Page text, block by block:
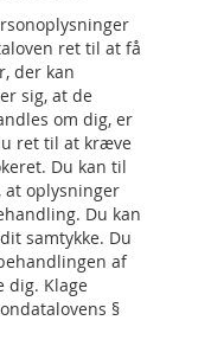
ret til at få
der kan
sig, at de
om dig, er
ret til at kræve
Du kan til
at oplysninger
Du kan
samtykke. Du
af
dig. Klage
§